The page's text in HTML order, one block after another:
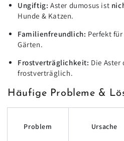
Ungiftig: Aster dumosus ist
Hunde & Katzen.
Familienfreundlich: Perfekt
Gärten.
Frostverträglichkeit: Die Aster
frostverträglich.
Häufige Probleme &
Problem Ursache